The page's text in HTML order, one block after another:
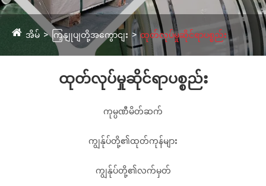
အိမ် ကြှနျုပျတို့အကွောငျး ထုတ်လုပ်မှုဆိုင်ရာပစ္စည်း
ထုတ်လုပ်မှုဆိုင်ရာပစ္စည်း
ကုမ္ပဏီမိတ်ဆက်
ကျွန်ုပ်တို့၏ထုတ်ကုန်များ
ကျွန်ုပ်တို့၏လက်မှတ်